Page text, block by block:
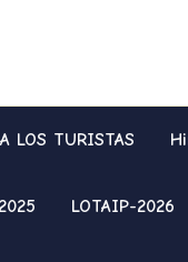
LOS TURISTAS
LOTAIP-2026